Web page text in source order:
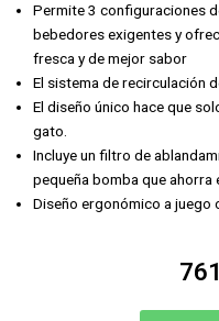
Permite 3 configuraciones
bebedores exigentes y
fresca y de mejor sabor
El sistema de recirculación
El diseño único hace que
gato.
Incluye un filtro de
pequeña bomba que ahorra
Diseño ergonómico a juego